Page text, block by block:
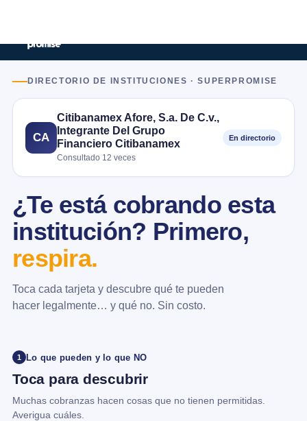
DIRECTORIO DE INSTITUCIONES · SUPERPROMISE
CA
Citibanamex Afore, S.a. De C.v.,
Integrante Del Grupo
Financiero Citibanamex
Consultado 12 veces
En directorio
¿Te está cobrando esta
institución? Primero,
respira.
Toca cada tarjeta y descubre qué te pueden
hacer legalmente… y qué no. Sin costo.
1 Lo que pueden y lo que NO
Toca para descubrir
Muchas cobranzas hacen cosas que no tienen permitidas.
Averigua cuáles.